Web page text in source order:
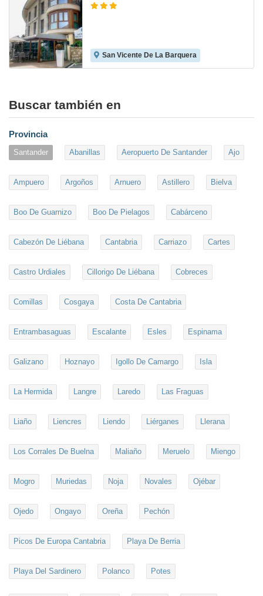
San Vicente De La Barquera
Buscar también en
Provincia
Santander Abanillas Aeropuerto De Santander Ajo
Ampuero Argoños Arnuero Astillero Bielva
Boo De Guarnizo Boo De Pielagos Cabárceno
Cabezón De Liébana Cantabria Carriazo Cartes
Castro Urdiales Cillorigo De Liébana Cobreces
Comillas Cosgaya Costa De Cantabria
Entrambasaguas Escalante Esles Espinama
Galizano Hoznayo Igollo De Camargo Isla
La Hermida Langre Laredo Las Fraguas
Liaño Liencres Liendo Liérganes Llerana
Los Corrales De Buelna Maliaño Meruelo Miengo
Mogro Muriedas Noja Novales Ojébar
Ojedo Ongayo Oreña Pechón
Picos De Europa Cantabria Playa De Berria
Playa Del Sardinero Polanco Potes